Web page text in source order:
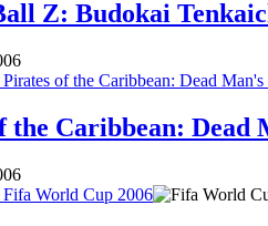
Z: Budokai
of the Caribbean: Dead Man's
the Caribbean: Dead
World Cup 2006